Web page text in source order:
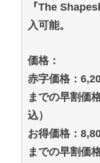
『The
入可能。
価格：
赤字価格：
までの早割価
込）
お得価格：
までの早割価